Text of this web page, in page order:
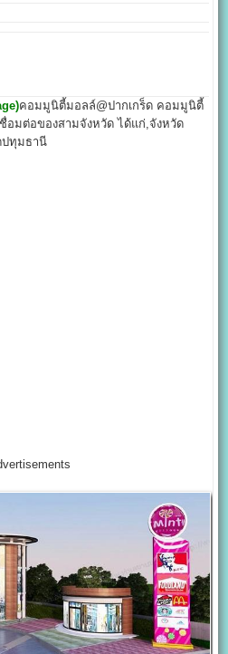
คอมมูนิตี้มอลล์@ปากเกร็ด คอมมูนิตี้
อมต่อของสามจังหวัด ได้แก่,จังหวัด
ปทุมธานี